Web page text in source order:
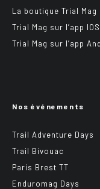
La boutique Trial Mag
Trial Mag sur l’app IOS
Trial Mag sur l’app
Nos événements
Trail Adventure Days
Trail Bivouac
Paris Brest TT
Enduromag Days